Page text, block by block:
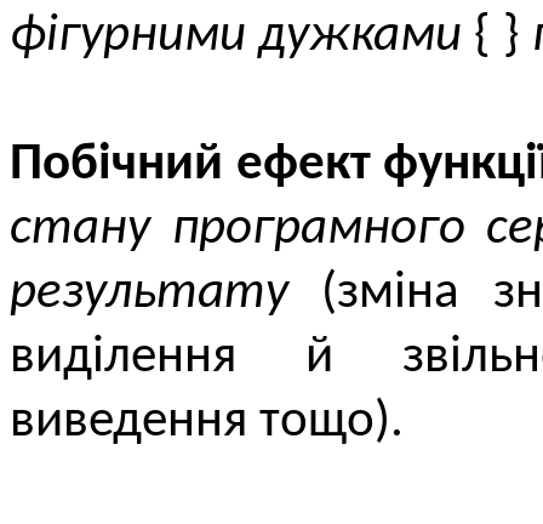
фігурними дужками { }
Побічний ефект
стану програмного
результату(зміна
виділення й
виведення тощо).